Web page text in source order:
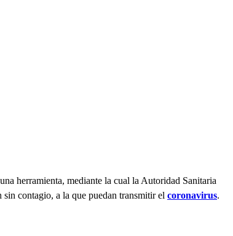
herramienta, mediante la cual la Autoridad Sanitaria
contagio, a la que puedan transmitir el coronavirus.